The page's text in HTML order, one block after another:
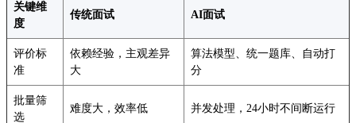
关键维
度
传统面试 AI面试
评价标
准
依赖经验，主观差异
大
算法模型、统一题库、自动打
分
批量筛
选
难度大，效率低 并发处理，24小时不间断运行